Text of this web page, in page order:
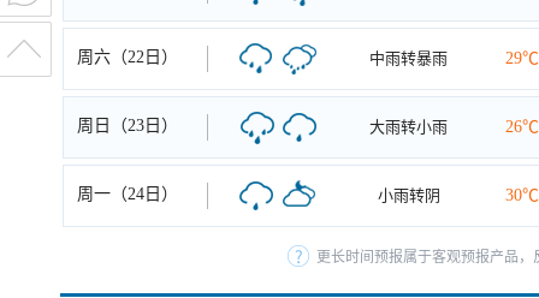
周六（22日） 中雨转暴雨 29℃
周日（23日） 大雨转小雨 26℃
周一（24日） 小雨转阴 30℃
更长时间预报属于客观预报产品